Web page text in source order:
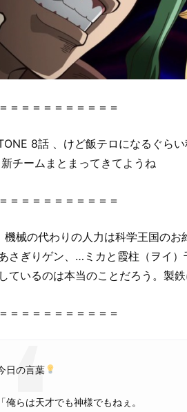
＝＝＝＝＝＝＝＝＝＝
8話 、けど飯テロになるぐら
チームまとまってきてようね
＝＝＝＝＝＝＝＝＝＝
機械の代わりの人力は科学王国の
さぎりゲン、…ミカと霞柱（ヲイ
ているのは本当のことだろう。製
＝＝＝＝＝＝＝＝＝＝
日の言葉
「俺らは天才でも神様でもねぇ。